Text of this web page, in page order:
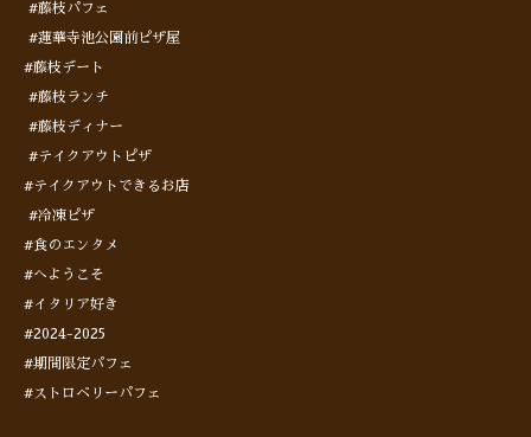
#藤枝パフェ
#蓮華寺池公園前ピザ屋
#藤枝デート
#藤枝ランチ
#藤枝ディナー
#テイクアウトピザ
#テイクアウトできるお店
#冷凍ピザ
#食のエンタメ
#へようこそ
#イタリア好き
#2024-2025
#期間限定パフェ
#ストロベリーパフェ